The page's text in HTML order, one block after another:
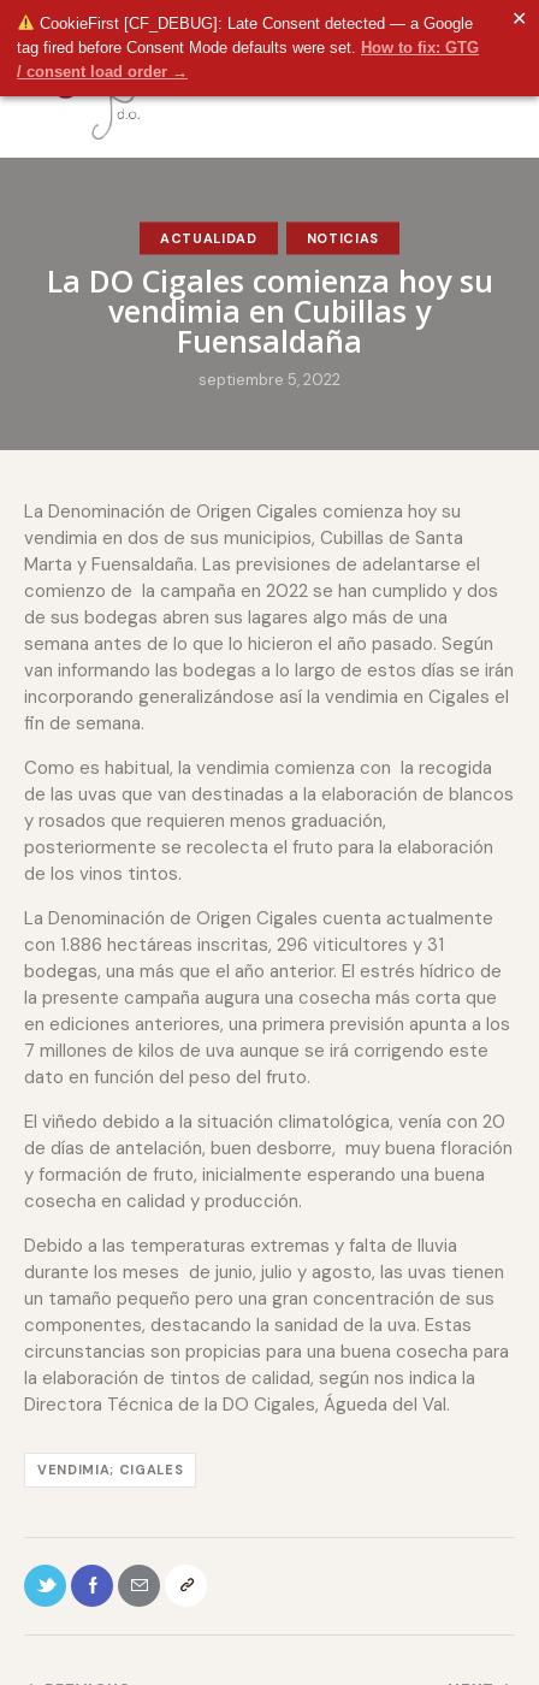
CookieFirst [CF_DEBUG]: Late Consent detected — a Google
tag fired before Consent Mode defaults were set. How to fix: GTG
/ consent load order →
✕
ACTUALIDAD NOTICIAS
La DO Cigales comienza hoy su
vendimia en Cubillas y
Fuensaldaña
septiembre 5, 2022
La Denominación de Origen Cigales comienza hoy su
vendimia en dos de sus municipios, Cubillas de Santa
Marta y Fuensaldaña. Las previsiones de adelantarse el
comienzo de la campaña en 2022 se han cumplido y dos
de sus bodegas abren sus lagares algo más de una
semana antes de lo que lo hicieron el año pasado. Según
van informando las bodegas a lo largo de estos días se irán
incorporando generalizándose así la vendimia en Cigales el
fin de semana.
Como es habitual, la vendimia comienza con la recogida
de las uvas que van destinadas a la elaboración de blancos
y rosados que requieren menos graduación,
posteriormente se recolecta el fruto para la elaboración
de los vinos tintos.
La Denominación de Origen Cigales cuenta actualmente
con 1.886 hectáreas inscritas, 296 viticultores y 31
bodegas, una más que el año anterior. El estrés hídrico de
la presente campaña augura una cosecha más corta que
en ediciones anteriores, una primera previsión apunta a los
7 millones de kilos de uva aunque se irá corrigendo este
dato en función del peso del fruto.
El viñedo debido a la situación climatológica, venía con 20
de días de antelación, buen desborre, muy buena floración
y formación de fruto, inicialmente esperando una buena
cosecha en calidad y producción.
Debido a las temperaturas extremas y falta de lluvia
durante los meses de junio, julio y agosto, las uvas tienen
un tamaño pequeño pero una gran concentración de sus
componentes, destacando la sanidad de la uva. Estas
circunstancias son propicias para una buena cosecha para
la elaboración de tintos de calidad, según nos indica la
Directora Técnica de la DO Cigales, Águeda del Val.
VENDIMIA; CIGALES